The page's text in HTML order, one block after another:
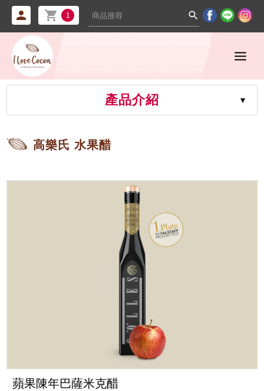
  1 
產品介紹
高樂氏 水果醋
蘋果陳年巴薩米克醋